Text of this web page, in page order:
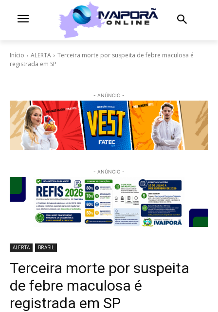
Início ALERTA
Terceira morte por suspeita de febre maculosa é
registrada em SP
- ANÚNCIO -
- ANÚNCIO -
ALERTA BRASIL
Terceira morte por suspeita
de febre maculosa é
registrada em SP